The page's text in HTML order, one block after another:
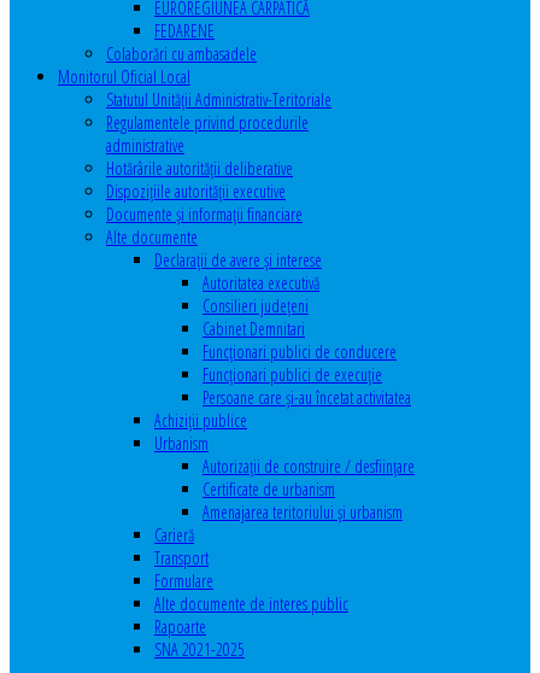
EUROREGIUNEA CARPATICĂ
FEDARENE
Colaborări cu ambasadele
Monitorul Oficial Local
Statutul Unităţii Administrativ-Teritoriale
Regulamentele privind procedurile
administrative
Hotărârile autorităţii deliberative
Dispoziţiile autorităţii executive
Documente şi informaţii financiare
Alte documente
Declaraţii de avere şi interese
Autoritatea executivă
Consilieri judeţeni
Cabinet Demnitari
Funcţionari publici de conducere
Funcționari publici de execuție
Persoane care şi-au încetat activitatea
Achiziţii publice
Urbanism
Autorizații de construire / desființare
Certificate de urbanism
Amenajarea teritoriului şi urbanism
Carieră
Transport
Formulare
Alte documente de interes public
Rapoarte
SNA 2021-2025